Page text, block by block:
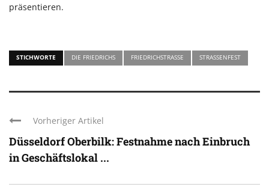
präsentieren.
STICHWORTE DIE FRIEDRICHS FRIEDRICHSTRASSE STRASSENFEST
Vorheriger Artikel
Düsseldorf Oberbilk: Festnahme nach Einbruch
in Geschäftslokal ...